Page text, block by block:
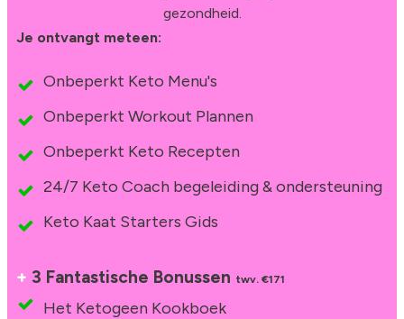
gezondheid.
Je ontvangt meteen:
Onbeperkt Keto Menu's
Onbeperkt Workout Plannen
Onbeperkt Keto Recepten
24/7 Keto Coach begeleiding & ondersteuning
Keto Kaat Starters Gids
+ 3 Fantastische Bonussen twv. €171
Het Ketogeen Kookboek